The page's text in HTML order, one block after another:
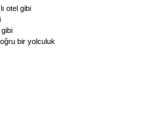
otel gibi
bir yolculuk